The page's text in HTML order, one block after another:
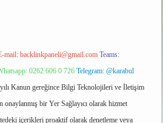
mail: backlinkpaneli@gmail.com Teams:
0262 606 0 726 Telegram: @karabul
Kanun gereğince Bilgi Teknolojileri ve İletişim
bir Yer Sağlayıcı olarak hizmet
içerikleri proaktif olarak denetleme veya